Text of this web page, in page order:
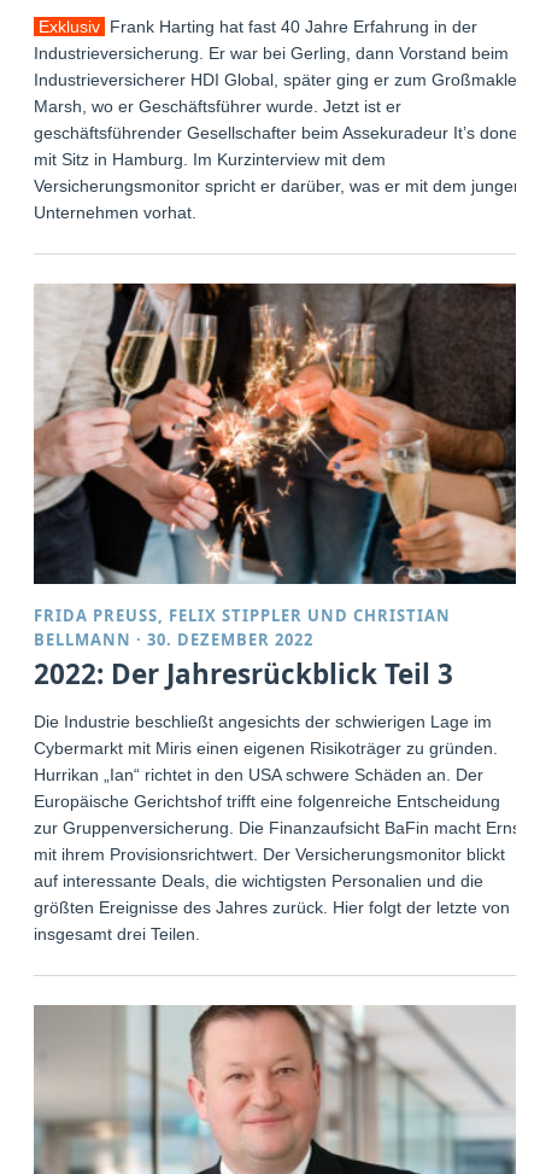
Exklusiv Frank Harting hat fast 40 Jahre Erfahrung in der
Industrieversicherung. Er war bei Gerling, dann Vorstand beim
Industrieversicherer HDI Global, später ging er zum Großmakler
Marsh, wo er Geschäftsführer wurde. Jetzt ist er
geschäftsführender Gesellschafter beim Assekuradeur It’s done
mit Sitz in Hamburg. Im Kurzinterview mit dem
Versicherungsmonitor spricht er darüber, was er mit dem jungen
Unternehmen vorhat.
FRIDA PREUSS , FELIX STIPPLER UNDCHRISTIAN
BELLMANN ·30. DEZEMBER 2022
2022: Der Jahresrückblick Teil 3
Die Industrie beschließt angesichts der schwierigen Lage im
Cybermarkt mit Miris einen eigenen Risikoträger zu gründen.
Hurrikan „Ian“ richtet in den USA schwere Schäden an. Der
Europäische Gerichtshof trifft eine folgenreiche Entscheidung
zur Gruppenversicherung. Die Finanzaufsicht BaFin macht Ernst
mit ihrem Provisionsrichtwert. Der Versicherungsmonitor blickt
auf interessante Deals, die wichtigsten Personalien und die
größten Ereignisse des Jahres zurück. Hier folgt der letzte von
insgesamt drei Teilen.